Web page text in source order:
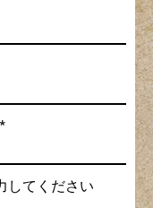
してください